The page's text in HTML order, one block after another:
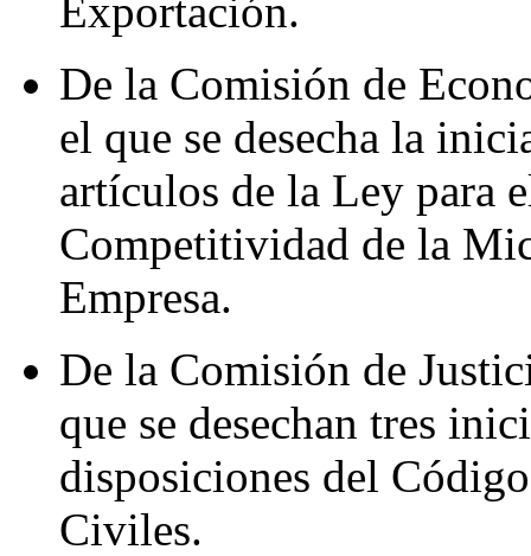
Exportación.
De la Comisión de
el que se desecha la
artículos de la Ley para
Competitividad de la
Empresa.
De la Comisión de
que se desechan tres
disposiciones del
Civiles.